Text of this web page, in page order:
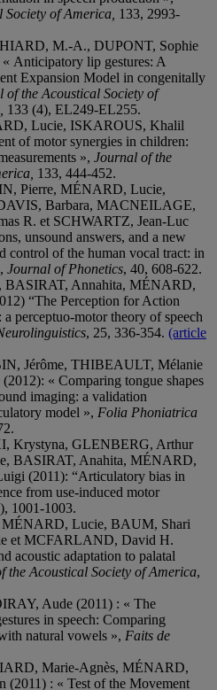
of America, 133, 2993-
M.-A., DUPONT, Sophie
Anticipatory lip gestures: A
Expansion Model in congenitally
of the Acoustical Society of
133 (4), EL249-EL255.
Lucie, ISKAROUS, Khalil
of motor synergies in children:
», Journal of the
133, 444-452.
Pierre, MÉNARD, Lucie,
Barbara, MACNEILAGE,
R. et SCHWARTZ, Jean-Luc
unsound answers, and a new
control of the human vocal tract: in
Journal of Phonetics, 40, 608-622.
BASIRAT, Annahita, MÉNARD,
“The Perception for Action
perceptuo-motor theory of speech
, 25, 336-354. (article
Jérôme, THIBEAULT, Mélanie
« Comparing tongue shapes
imaging: a validation
model », Folia Phoniatrica
Krystyna, GLENBERG, Arthur
BASIRAT, Anahita, MÉNARD,
(2011): “Articulatory bias in
from use-induced motor
1001-1003.
Lucie, BAUM, Shari
et MCFARLAND, David H.
acoustic adaptation to palatal
the Acoustical Society of America,
Aude (2011) : « The
in speech: Comparing
natural vowels », Faits de
Marie-Agnès, MÉNARD,
(2011) : « Test of the Movement